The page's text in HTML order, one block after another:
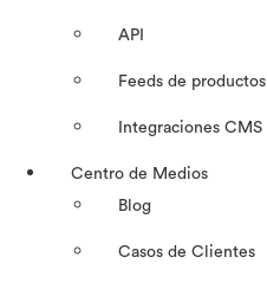
API
Feeds de productos
Integraciones CMS
Centro de Medios
Blog
Casos de Clientes